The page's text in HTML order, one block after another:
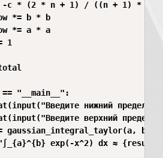
c * (2 * n + 1) / ((n + 1) * (2
*= b * b
*= a * a
1
"__main__":
нижний предел a:
верхний предел
gaussian_integral_taylor(a, b)
exp(-x^2) dx ≈